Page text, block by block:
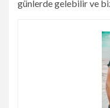
günlerde gelebilir ve